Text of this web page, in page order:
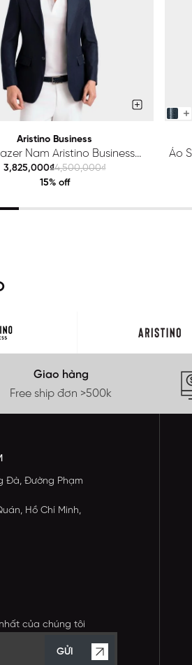
Aristino Business
Nam Aristino Business
Premio 1BZ201S0H2
3,825,000₫4,500,000₫
15% off
Áo
Giao hàng
Free ship đơn >500k
Đà, Đường Phạm
Hồ Chí Minh,
của chúng tôi
GỬI